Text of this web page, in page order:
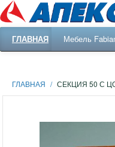
ГЛАВНАЯ Мебель
ГЛАВНАЯ / СЕКЦИЯ 50 С